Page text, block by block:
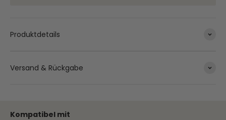
Produktdetails
Versand & Rückgabe
Kompatibel mit